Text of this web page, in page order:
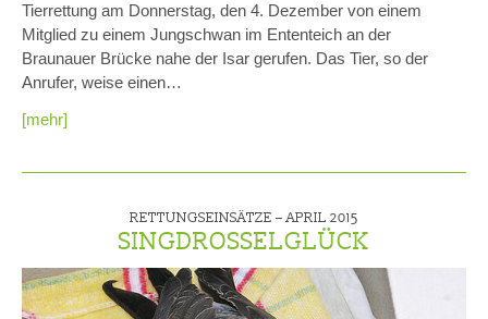
Tierrettung am Donnerstag, den 4. Dezember von einem
Mitglied zu einem Jungschwan im Ententeich an der
Braunauer Brücke nahe der Isar gerufen. Das Tier, so der
Anrufer, weise einen…
[mehr]
RETTUNGSEINSÄTZE – APRIL 2015
SINGDROSSELGLÜCK